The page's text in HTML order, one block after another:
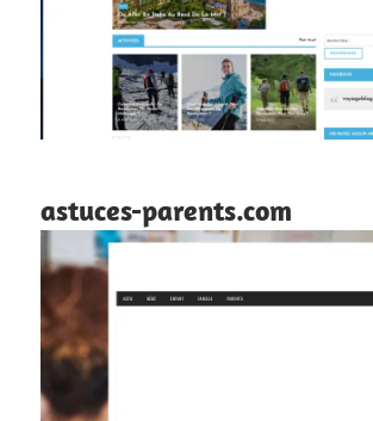
astuces-parents.com